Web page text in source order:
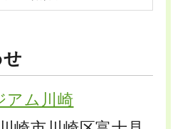
アム川崎